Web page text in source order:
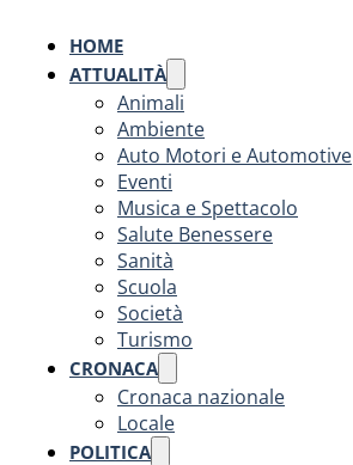
HOME
ATTUALITÀ
Animali
Ambiente
Auto Motori e Automotive
Eventi
Musica e Spettacolo
Salute Benessere
Sanità
Scuola
Società
Turismo
CRONACA
Cronaca nazionale
Locale
POLITICA